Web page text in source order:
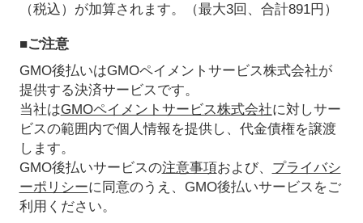
（税込）が加算されます。（最大3回、合計891円）
■ご注意
GMO後払いはGMOペイメントサービス株式会社が
提供する決済サービスです。
当社はGMOペイメントサービス株式会社に対しサー
ビスの範囲内で個人情報を提供し、代金債権を譲渡
します。
GMO後払いサービスの注意事項および、 プライバシ
ーポリシーに同意のうえ、GMO後払いサービスをご
利用ください。